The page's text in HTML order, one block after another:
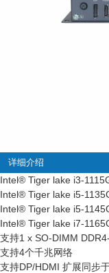
详细介绍
Intel® Tiger lake i3-
Intel® Tiger lake i5-
Intel® Tiger lake i5-
Intel® Tiger lake i7-
支持1 x SO-DIMM
支持4个千兆网络
支持DP/HDMI 扩展同步